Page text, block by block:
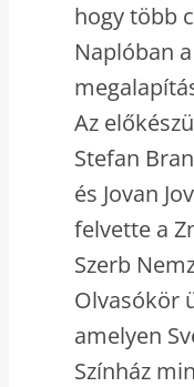
hogy több
Naplóban
Az
Stefan
és Jovan
felvette a
Szerb
Olvasókör
amelyen
Színház